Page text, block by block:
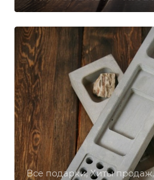
Все подарки, Хиты продаж,